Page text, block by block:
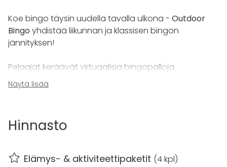
Koe bingo täysin uudella tavalla ulkona - Outdoor
Bingo yhdistää liikunnan ja klassisen bingon
jännityksen!
Pelaajat keräävät virtuaalisia bingopalloja
liikkuessaan ulkona ja yrittävät muodostaa
bingorivejä omille kupongeilleen. Rivien tulee olla
kupongin bingot muodostaneet pelaajat palkitaan
runsailla bonuspisteillä, ja seuraavat pelaajat
Näytä lisää
Hinnasto
Elämys- & aktiviteettipaketit (4 kpl)